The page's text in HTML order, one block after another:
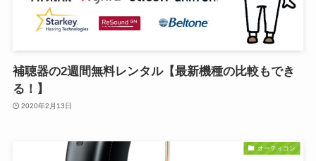
補聴器の2週間無料レンタル【最新機種の比較もでき
る！】
2020年2月13日
オーティコン